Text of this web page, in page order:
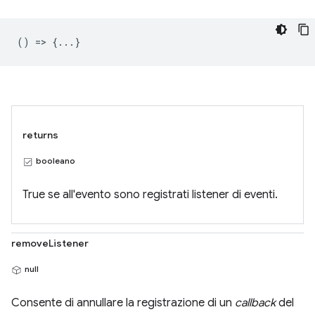
() => {...}
returns
booleano
True se all'evento sono registrati listener di eventi.
removeListener
null
Consente di annullare la registrazione di un callbackdel